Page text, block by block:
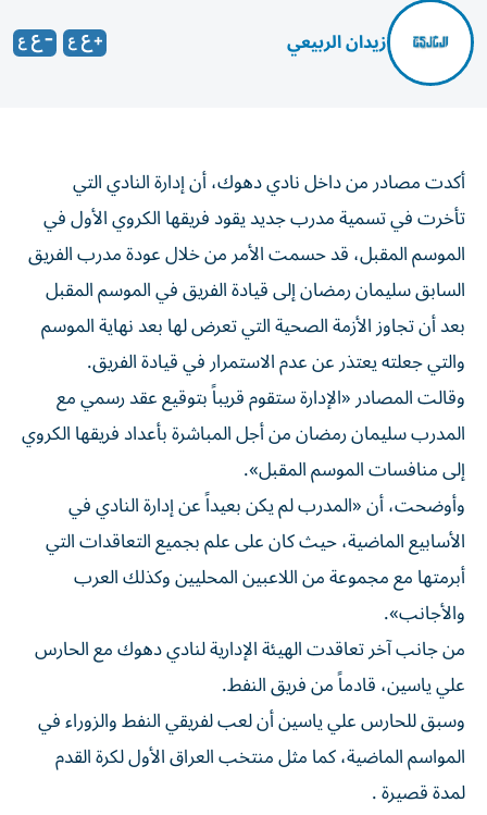
زيدان الربيعي
أكدت مصادر من داخل نادي دهوك، أن إدارة النادي التي
تأخرت في تسمية مدرب جديد يقود فريقها الكروي الأول في
الموسم المقبل، قد حسمت الأمر من خلال عودة مدرب الفريق
السابق سليمان رمضان إلى قيادة الفريق في الموسم المقبل
بعد أن تجاوز الأزمة الصحية التي تعرض لها بعد نهاية الموسم
والتي جعلته يعتذر عن عدم الاستمرار في قيادة الفريق.
وقالت المصادر «الإدارة ستقوم قريباً بتوقيع عقد رسمي مع
المدرب سليمان رمضان من أجل المباشرة بأعداد فريقها الكروي
إلى منافسات الموسم المقبل».
وأوضحت، أن «المدرب لم يكن بعيداً عن إدارة النادي في
الأسابيع الماضية، حيث كان على علم بجميع التعاقدات التي
أبرمتها مع مجموعة من اللاعبين المحليين وكذلك العرب
والأجانب».
من جانب آخر تعاقدت الهيئة الإدارية لنادي دهوك مع الحارس
علي ياسين، قادماً من فريق النفط.
وسبق للحارس علي ياسين أن لعب لفريقي النفط والزوراء في
المواسم الماضية، كما مثل منتخب العراق الأول لكرة القدم
لمدة قصيرة .